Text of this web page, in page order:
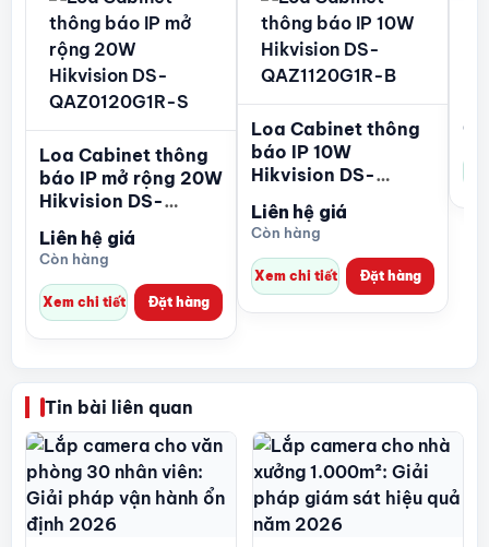
Loa Cabinet thông
báo IP mở rộng 20W
Hikvision DS-
Liên hệ giá
Còn hàng
Xem chi tiết Đặt hàng
Loa Cabinet thông
báo IP 10W
Hikvision DS-
Liên hệ giá
Còn hàng
Xem chi tiết Đặt hàng
Tin bài liên quan